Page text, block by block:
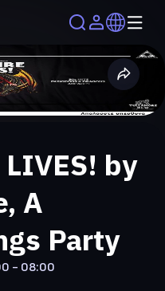
LIVES! by
A
Party
- 08:00